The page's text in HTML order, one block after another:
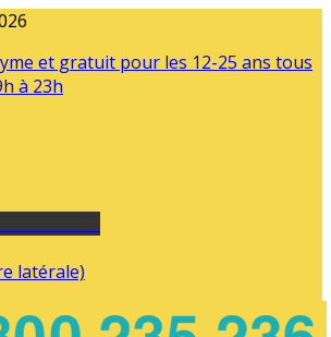
et gratuit pour les 12-25 ans tous
à 23h
latérale)